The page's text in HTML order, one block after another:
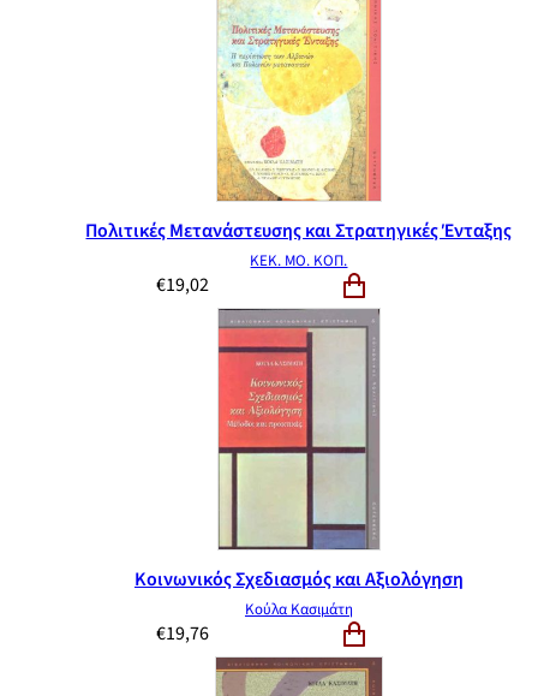
Πολιτικές Μετανάστευσης και Στρατηγικές Ένταξης
ΚΕΚ. ΜΟ. ΚΟΠ.
€19,02
Κοινωνικός Σχεδιασμός και Αξιολόγηση
Κούλα Κασιμάτη
€19,76